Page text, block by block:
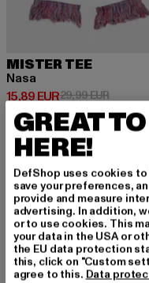
MISTER TEE
Nasa
15,89 EUR
Ajankohtainen hinta: 15,89
29,99 EUR
-15%
GREAT
HERE!
DefShop uses cookies
save your preferences,
provide and measure
advertising. In addition,
or to use cookies. This
your data in the USA or
the EU data protection
this, click on "Custom
agree to this. Data